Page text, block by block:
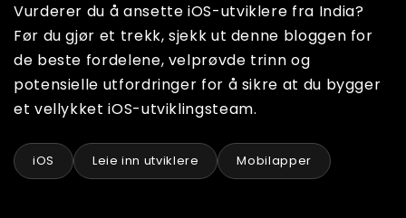
Vurderer du å ansette iOS-utviklere fra India?
Før du gjør et trekk, sjekk ut denne bloggen for
de beste fordelene, velprøvde trinn og
potensielle utfordringer for å sikre at du bygger
et vellykket iOS-utviklingsteam.
iOS Leie inn utviklere Mobilapper